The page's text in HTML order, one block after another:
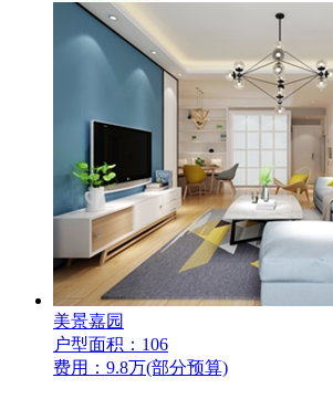
美景嘉园
户型面积：106
费用：9.8万(部分预算)